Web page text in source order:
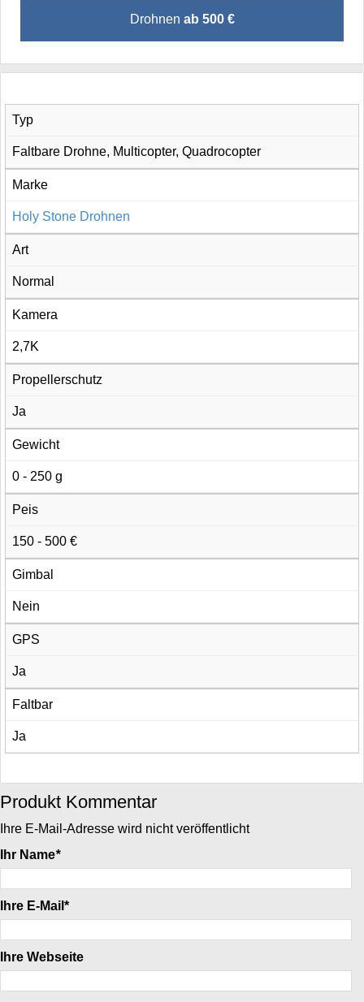
Drohnen ab 500 €
Typ
Faltbare Drohne, Multicopter, Quadrocopter
Marke
Holy Stone Drohnen
Art
Normal
Kamera
2,7K
Propellerschutz
Ja
Gewicht
0 - 250 g
Peis
150 - 500 €
Gimbal
Nein
GPS
Ja
Faltbar
Ja
Produkt Kommentar
Ihre E-Mail-Adresse wird nicht veröffentlicht
Ihr Name*
Ihre E-Mail*
Ihre Webseite